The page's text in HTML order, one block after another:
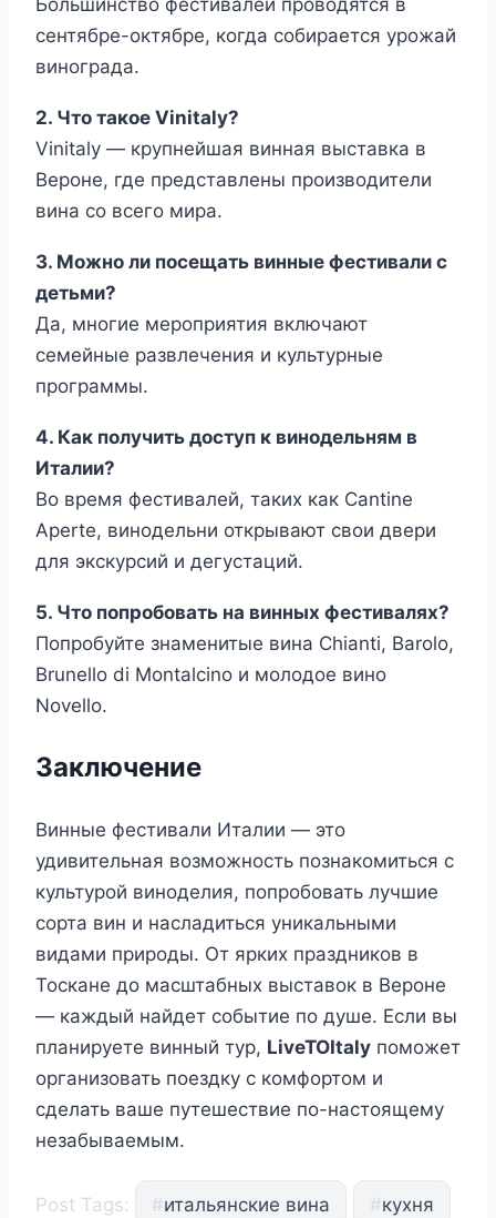
сентябре-октябре, когда собирается урожай
винограда.
2. Что такое Vinitaly?
Vinitaly — крупнейшая винная выставка в
Вероне, где представлены производители
вина со всего мира.
3. Можно ли посещать винные фестивали с
детьми?
Да, многие мероприятия включают
семейные развлечения и культурные
программы.
4. Как получить доступ к винодельням в
Италии?
Во время фестивалей, таких как Cantine
Aperte, винодельни открывают свои двери
для экскурсий и дегустаций.
5. Что попробовать на винных фестивалях?
Попробуйте знаменитые вина Chianti, Barolo,
Brunello di Montalcino и молодое вино
Novello.
Заключение
Винные фестивали Италии — это
удивительная возможность познакомиться с
культурой виноделия, попробовать лучшие
сорта вин и насладиться уникальными
видами природы. От ярких праздников в
Тоскане до масштабных выставок в Вероне
— каждый найдет событие по душе. Если вы
планируете винный тур, LiveTOItaly поможет
организовать поездку с комфортом и
сделать ваше путешествие по-настоящему
незабываемым.
Post Tags: #итальянские вина #кухня